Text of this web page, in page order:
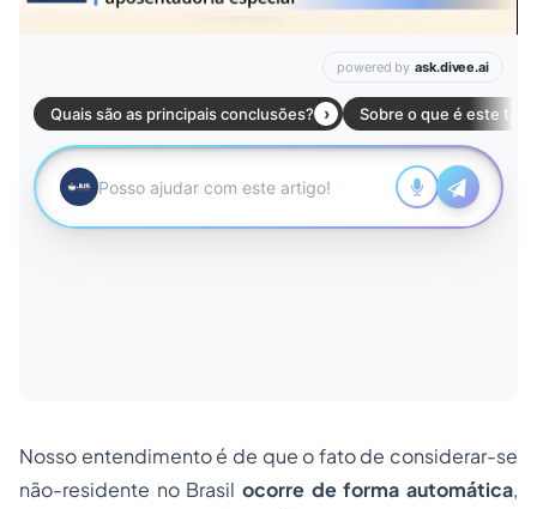
Nosso entendimento é de que o fato de considerar-se
não-residente no Brasil ocorre de forma automática,